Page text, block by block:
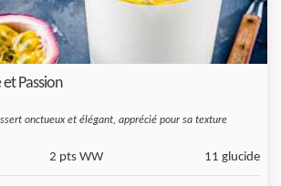
Passion
onctueux et élégant, apprécié pour sa texture
2 pts WW 11 glucide